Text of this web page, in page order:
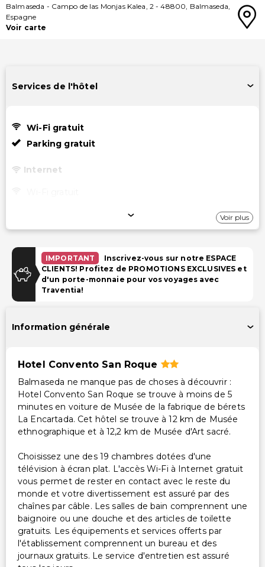
Balmaseda - Campo de las Monjas Kalea, 2 -48800, Balmaseda,
Espagne
Voir carte
Services de l'hôtel
Wi-Fi gratuit
Parking gratuit
Internet
Installations
Salles de réunion
Services supplémentaires
Location de vélos sur place
Voir plus
IMPORTANT
Inscrivez-vous sur notre ESPACE
CLIENTS! Profitez de PROMOTIONS EXCLUSIVES et
d'un porte-monnaie pour vos voyages avec
Traventia!
Information générale
Hotel Convento San Roque
Balmaseda ne manque pas de choses à découvrir :
Hotel Convento San Roque se trouve à moins de 5
minutes en voiture de Musée de la fabrique de bérets
La Encartada. Cet hôtel se trouve à 12 km de Musée
ethnographique et à 12,2 km de Musée d'Art sacré.
Choisissez une des 19 chambres dotées d'une
télévision à écran plat. L'accès Wi-Fi à Internet gratuit
vous permet de rester en contact avec le reste du
monde et votre divertissement est assuré par des
chaînes par câble. Les salles de bain comprennent une
baignoire ou une douche et des articles de toilette
gratuits. Les équipements et services offerts par
l'établissement comprennent un bureau et des
journaux gratuits. Le service d'entretien est assuré